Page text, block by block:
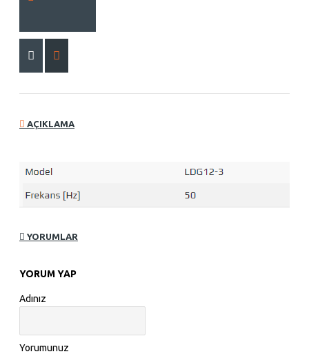
AÇIKLAMA
YORUMLAR
YORUM YAP
Adınız
Yorumunuz